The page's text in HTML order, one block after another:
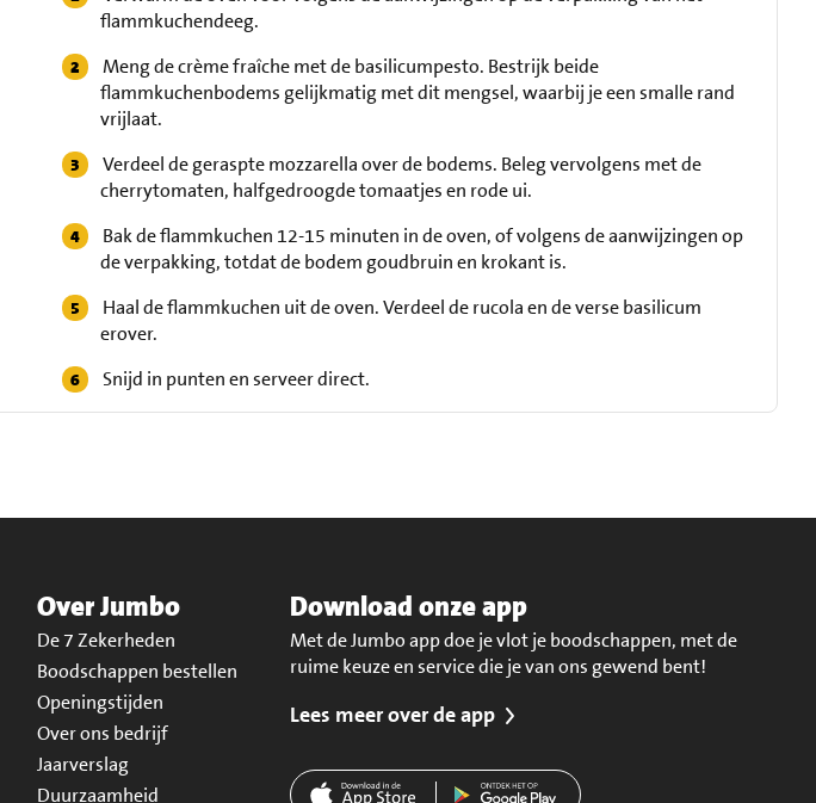
flammkuchendeeg.
Meng de crème fraîche met de basilicumpesto. Bestrijk beide
flammkuchenbodems gelijkmatig met dit mengsel, waarbij je een smalle rand
vrijlaat.
Verdeel de geraspte mozzarella over de bodems. Beleg vervolgens met de
cherrytomaten, halfgedroogde tomaatjes en rode ui.
Bak de flammkuchen 12-15 minuten in de oven, of volgens de aanwijzingen op
de verpakking, totdat de bodem goudbruin en krokant is.
Haal de flammkuchen uit de oven. Verdeel de rucola en de verse basilicum
erover.
Snijd in punten en serveer direct.
Over Jumbo
De 7 Zekerheden
Boodschappen bestellen
Openingstijden
Over ons bedrijf
Jaarverslag
Duurzaamheid
Download onze app
Met de Jumbo app doe je vlot je boodschappen, met de
ruime keuze en service die je van ons gewend bent!
Lees meer over de app